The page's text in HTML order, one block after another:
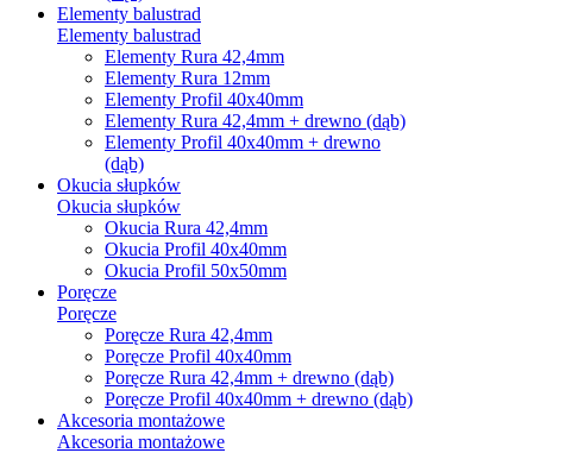
Elementy balustrad
Elementy balustrad
Elementy Rura 42,4mm
Elementy Rura 12mm
Elementy Profil 40x40mm
Elementy Rura 42,4mm + drewno (dąb)
Elementy Profil 40x40mm + drewno
(dąb)
Okucia słupków
Okucia słupków
Okucia Rura 42,4mm
Okucia Profil 40x40mm
Okucia Profil 50x50mm
Poręcze
Poręcze
Poręcze Rura 42,4mm
Poręcze Profil 40x40mm
Poręcze Rura 42,4mm + drewno (dąb)
Poręcze Profil 40x40mm + drewno (dąb)
Akcesoria montażowe
Akcesoria montażowe